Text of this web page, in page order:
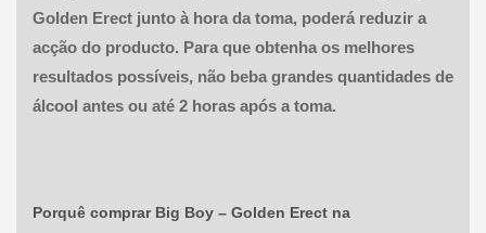
Golden Erect junto à hora da toma, poderá reduzir a
acção do producto. Para que obtenha os melhores
resultados possíveis, não beba grandes quantidades de
álcool antes ou até 2 horas após a toma.
Porquê comprar Big Boy – Golden Erectna